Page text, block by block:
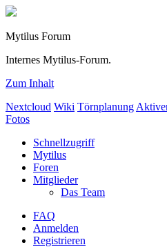
Mytilus Forum
Internes Mytilus-Forum.
Zum Inhalt
Nextcloud Wiki Törnplanung
Fotos
Schnellzugriff
Mytilus
Foren
Mitglieder
Das Team
FAQ
Anmelden
Registrieren